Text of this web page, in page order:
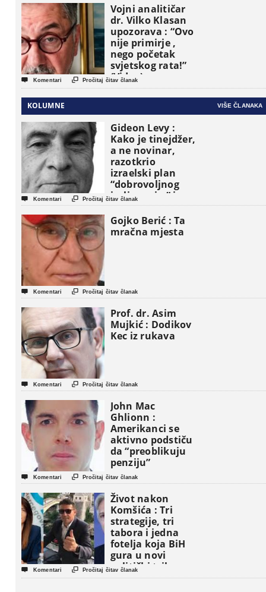
Vojni analitičar
dr. Vilko Klasan
upozorava : “Ovo
nije primirje ,
nego početak
svjetskog rata!”
(Video)
 Komentari  Pročitaj čitav članak
KOLUMNE VIŠE ČLANAKA
Gideon Levy :
Kako je tinejdžer,
a ne novinar,
razotkrio
izraelski plan
“dobrovoljnog
iseljavanja ” iz
Gaze
 Komentari  Pročitaj čitav članak
Gojko Berić : Ta
mračna mjesta
 Komentari  Pročitaj čitav članak
Prof. dr. Asim
Mujkić : Dodikov
Kec iz rukava
 Komentari  Pročitaj čitav članak
John Mac
Ghlionn :
Amerikanci se
aktivno podstiču
da “preoblikuju
penziju”
 Komentari  Pročitaj čitav članak
Život nakon
Komšića : Tri
strategije, tri
tabora i jedna
fotelja koja BiH
gura u novi
politički triler
 Komentari  Pročitaj čitav članak